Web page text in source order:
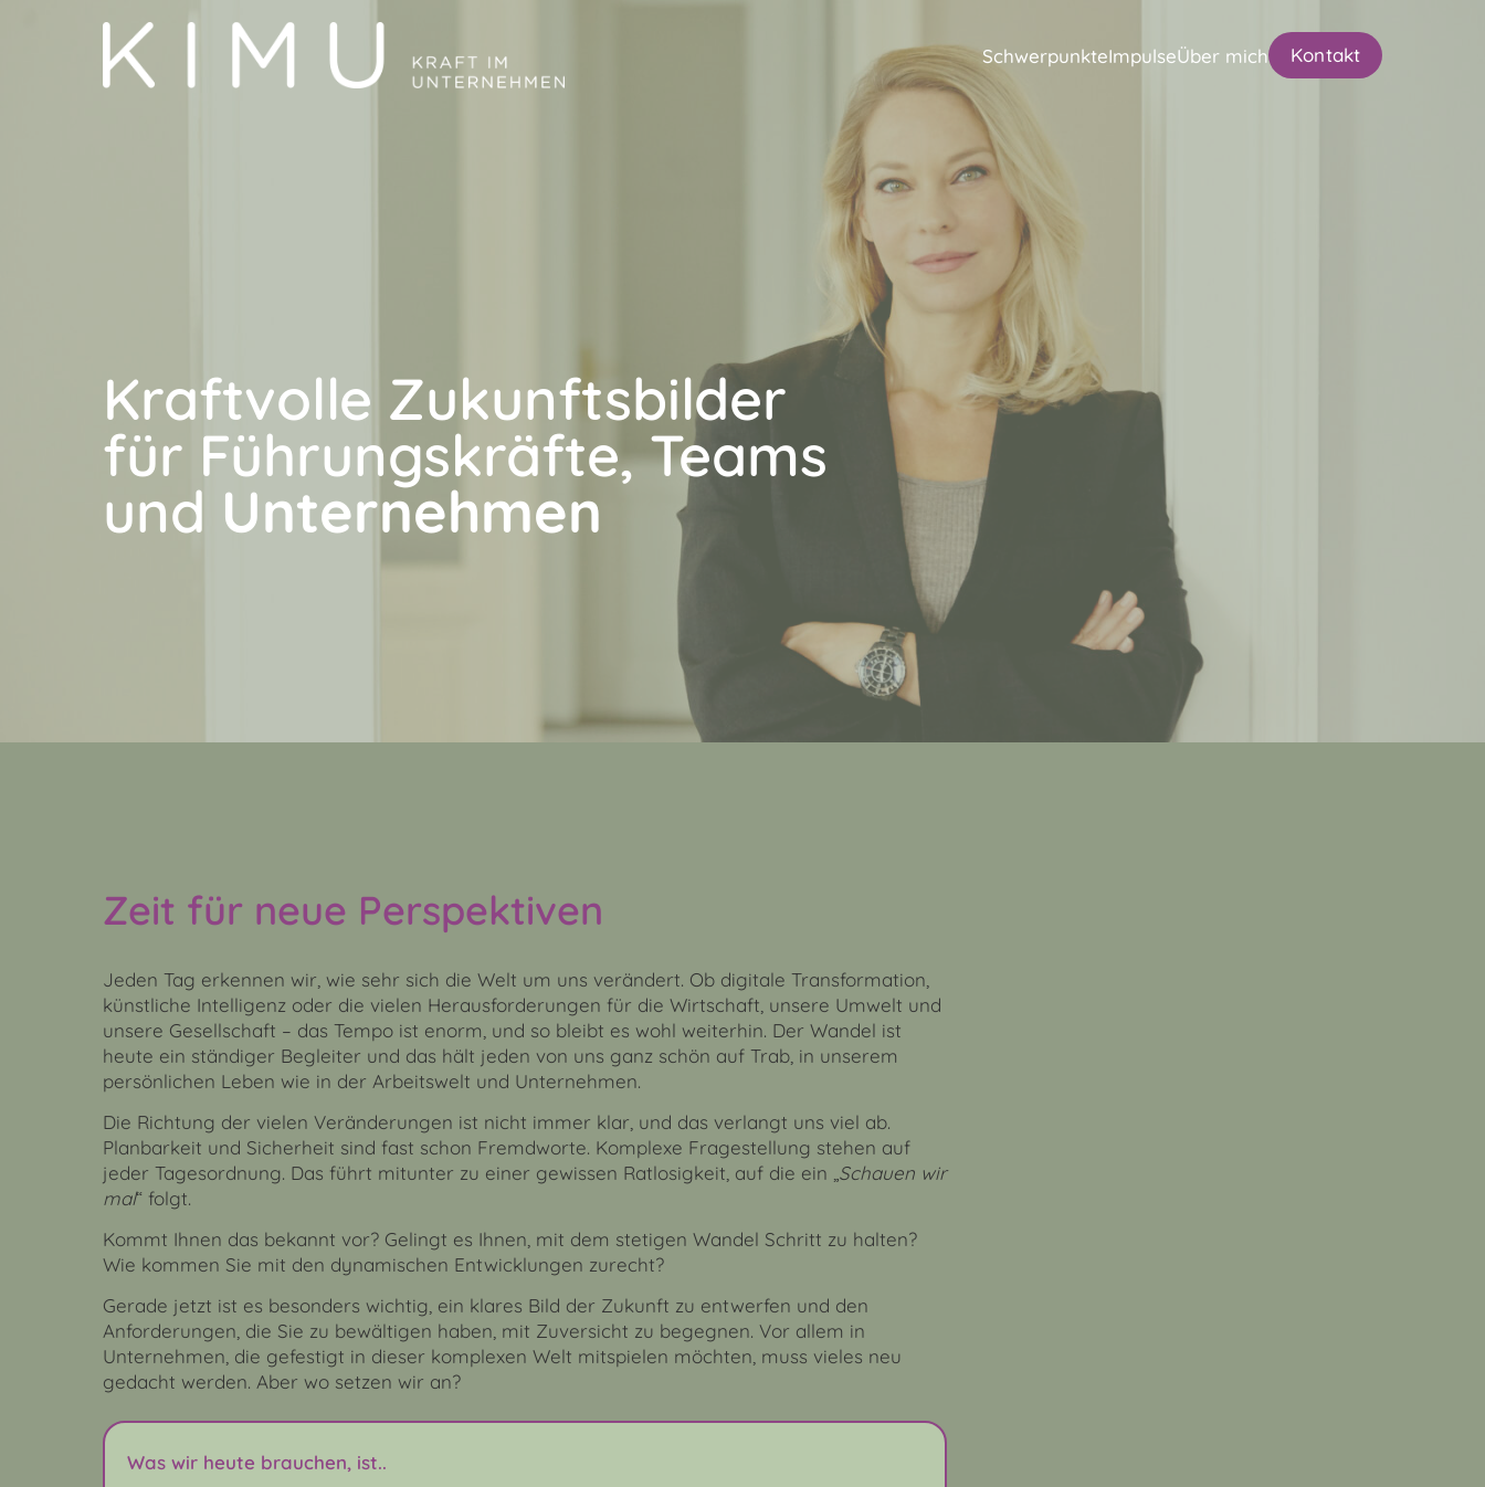
SchwerpunkteImpulseÜber mich Kontakt
Kraftvolle Zukunftsbilder
für Führungskräfte, Teams
und Unternehmen
Zeit für neue Perspektiven
Jeden Tag erkennen wir, wie sehr sich die Welt um uns verändert. Ob digitale Transformation,
künstliche Intelligenz oder die vielen Herausforderungen für die Wirtschaft, unsere Umwelt und
unsere Gesellschaft – das Tempo ist enorm, und so bleibt es wohl weiterhin. Der Wandel ist
heute ein ständiger Begleiter und das hält jeden von uns ganz schön auf Trab, in unserem
persönlichen Leben wie in der Arbeitswelt und Unternehmen.
Die Richtung der vielen Veränderungen ist nicht immer klar, und das verlangt uns viel ab.
Planbarkeit und Sicherheit sind fast schon Fremdworte. Komplexe Fragestellung stehen auf
jeder Tagesordnung. Das führt mitunter zu einer gewissen Ratlosigkeit, auf die ein „ Schauen wir
mal“ folgt.
Kommt Ihnen das bekannt vor? Gelingt es Ihnen, mit dem stetigen Wandel Schritt zu halten?
Wie kommen Sie mit den dynamischen Entwicklungen zurecht?
Gerade jetzt ist es besonders wichtig, ein klares Bild der Zukunft zu entwerfen und den
Anforderungen, die Sie zu bewältigen haben, mit Zuversicht zu begegnen. Vor allem in
Unternehmen, die gefestigt in dieser komplexen Welt mitspielen möchten, muss vieles neu
gedacht werden. Aber wo setzen wir an?
Was wir heute brauchen, ist..